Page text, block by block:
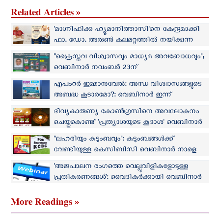
Related Articles »
'മാഗ്നിഫിക്ക ഹ്യൂമാനിത്താസി'നെ കേന്ദ്രമാക്കി
ഫാ. ഡോ. അരുണ്‍ കലമറ്റത്തില്‍ നയിക്കുന്ന
വെബിനാര്‍ ഇന്ന്
"ക്രൈസ്തവ വിശ്വാസവും മാധ്യമ അവബോധവും";
വെബിനാർ നവംബർ 23ന്
എപംറർ ഇമ്മാനുവേൽ: അന്ധ വിശ്വാസങ്ങളുടെ
അബദ്ധ കൂടാരമോ?: വെബിനാർ ഇന്ന്
ദിവ്യകാരുണ്യ കോണ്‍ഗ്രസിനെ അവലോകനം
ചെയ്തുകൊണ്ട് 'പ്രത്യാശയുടെ കൂദാശ' വെബിനാര്‍
നാളെ
"ലഹരിയും കുടുംബവും": കുടുംബങ്ങൾക്ക്
വേണ്ടിയുള്ള കെ‌സി‌ബി‌സി വെബിനാർ നാളെ
'അജപാലന രംഗത്തെ വെല്ലുവിളികളോടുള്ള
പ്രതികരണങ്ങള്‍': വൈദികര്‍ക്കായി വെബിനാര്‍
More Readings »